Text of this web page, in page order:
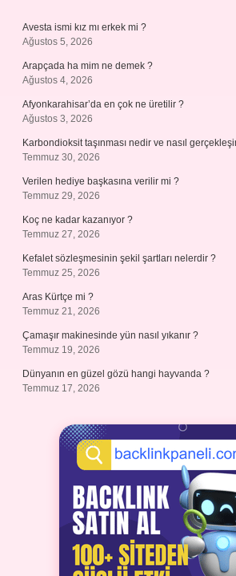
Avesta ismi kız mı erkek mi ?
Ağustos 5, 2026
Arapçada ha mim ne demek ?
Ağustos 4, 2026
Afyonkarahisar’da en çok ne üretilir ?
Ağustos 3, 2026
Karbondioksit taşınması nedir ve nasıl
Temmuz 30, 2026
Verilen hediye başkasına verilir mi ?
Temmuz 29, 2026
Koç ne kadar kazanıyor ?
Temmuz 27, 2026
Kefalet sözleşmesinin şekil şartları nelerdir ?
Temmuz 25, 2026
Aras Kürtçe mi ?
Temmuz 21, 2026
Çamaşır makinesinde yün nasıl yıkanır ?
Temmuz 19, 2026
Dünyanın en güzel gözü hangi hayvanda ?
Temmuz 17, 2026